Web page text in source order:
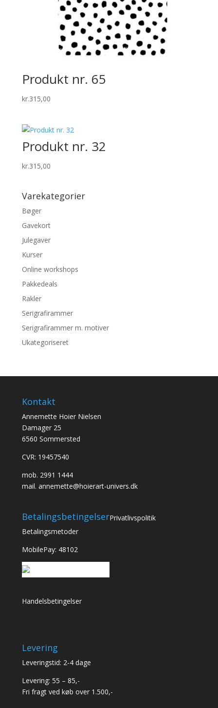
Produkt nr. 65
kr.315,00
Produkt nr. 32
kr.315,00
Varekategorier
Bøger
Gavekort
Julegaver
Kurser
Online workshops
Pakkedeals
Rakler
Serigrafirammer
Serigrafirammer m. motiver
Ukategoriseret
Kontakt
Annemette Hoier Nielsen
Damager 25
6560 Sommersted
CVR: 19457540
mob. 2991 1444
mail. annemette@hoierart-univers.dk
Betalingsbetingelser
Betalingsmetoder
MobilePay: 48102
Handelsbetingelser
Privatlivspolitik
Levering
Leveringstid: 2-4 dage
Levering: 55 – 85,-
Fri fragt ved køb over 1.500,-